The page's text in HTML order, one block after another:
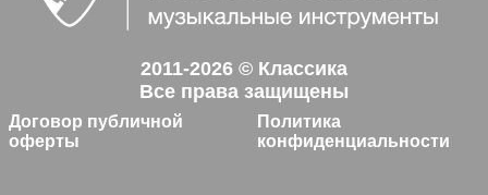
2011-2026 © Классика
Все права защищены
Договор публичной
оферты
Политика
конфиденциальности